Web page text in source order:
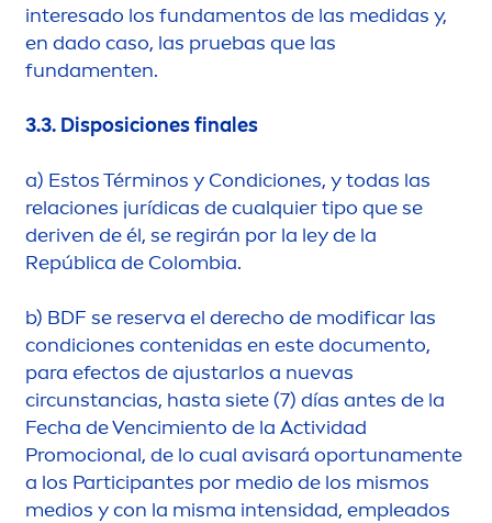
interesado los fundamentos de las medidas y,
en dado caso, las pruebas que las
fundamenten.
3.3. Disposiciones finales
a) Estos Términos y Condiciones, y todas las
relaciones jurídicas de cualquier tipo que se
deriven de él, se regirán por la ley de la
República de Colombia.
b) BDF se reserva el derecho de modificar las
condiciones contenidas en este documento,
para efectos de ajustarlos a nuevas
circunstancias, hasta siete (7) días antes de la
Fecha de Vencimiento de la Actividad
Promocional, de lo cual avisará oportunamente
a los Participantes por medio de los mismos
medios y con la misma intensidad, empleados